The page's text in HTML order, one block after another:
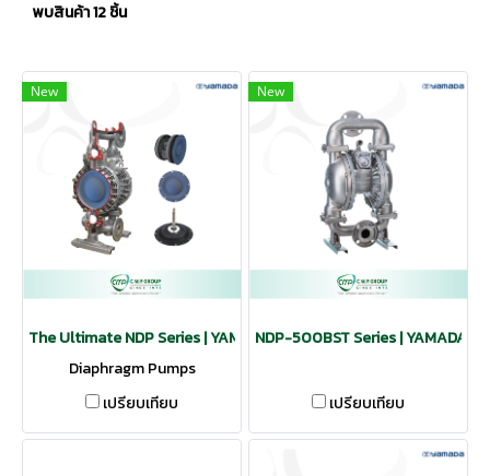
พบสินค้า 12 ชิ้น
New
The Ultimate NDP Series | YAMADA
Diaphragm Pumps
เปรียบเทียบ
New
NDP-500BST Series | YAMADA
เปรียบเทียบ